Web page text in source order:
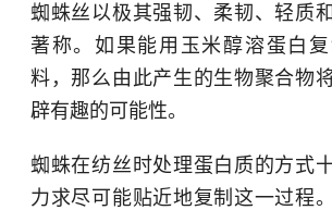
蜘蛛丝以极其强韧、柔韧、轻质
著称。如果能用玉米醇溶蛋白
料，那么由此产生的生物聚合物
辟有趣的可能性。
蜘蛛在纺丝时处理蛋白质的方式
力求尽可能贴近地复制这一过程